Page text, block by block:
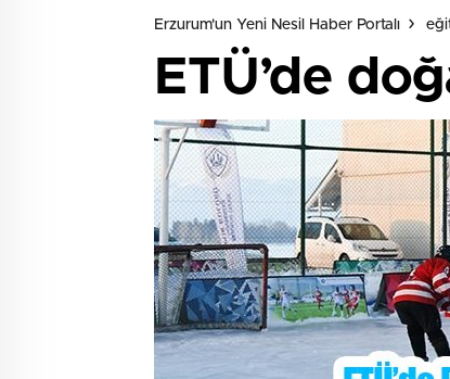
Erzurum'un Yeni Nesil Haber Portalı
ETÜ’de